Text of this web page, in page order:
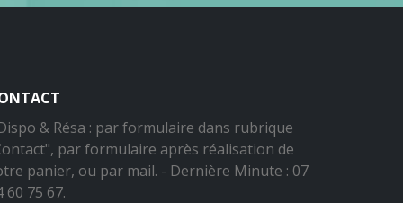
& Résa : par formulaire dans rubrique
par formulaire après réalisation de
panier, ou par mail. - Dernière Minute : 07
60 75 67.